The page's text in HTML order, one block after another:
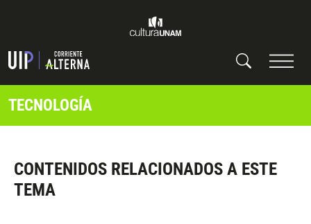
TECNOLOGÍA
CONTENIDOS RELACIONADOS A ESTE
TEMA